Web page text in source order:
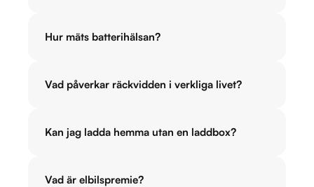
Hur mäts batterihälsan?
Vad påverkar räckvidden i verkliga livet?
Kan jag ladda hemma utan en laddbox?
Vad är elbilspremie?